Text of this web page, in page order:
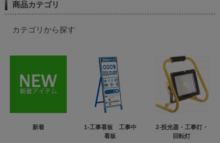
商品カテゴリ
カテゴリから探す
新着
1-工事看板 工事中
看板
2-投光器・工事灯・
回転灯